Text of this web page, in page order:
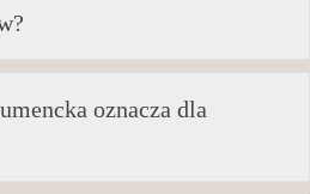
oznacza dla